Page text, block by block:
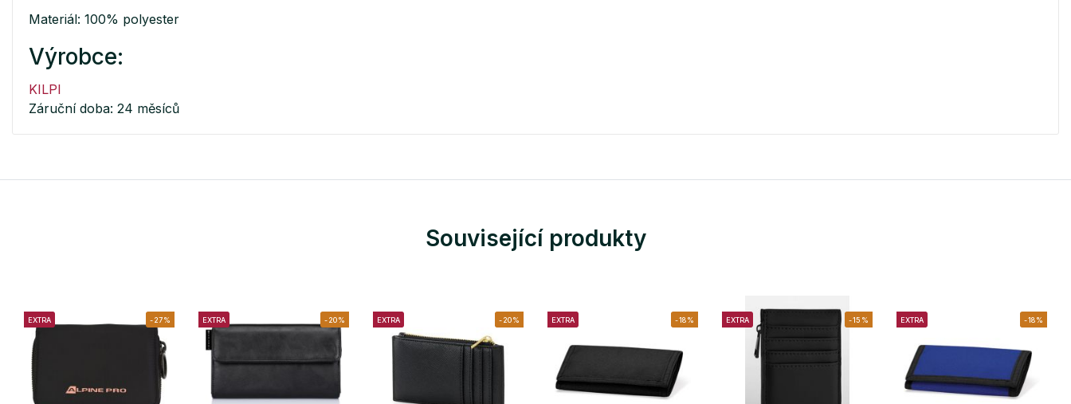
Materiál: 100% polyester
Výrobce:
KILPI
Záruční doba: 24 měsíců
Související produkty
EXTRA -27% EXTRA -20% EXTRA -20% EXTRA -18% EXTRA -15% EXTRA -18%